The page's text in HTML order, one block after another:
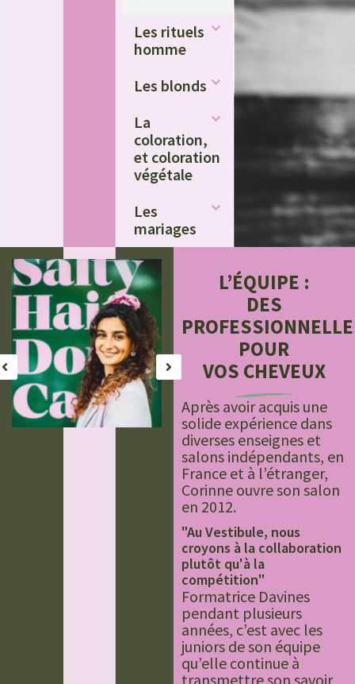
Les rituels
homme
Les blonds
La
coloration,
et coloration
végétale
Les
mariages
KAROLINA
Karolina apporte sa
bonne humeur et son
sourire au salon, dès
votre arrivée.
Véritable passionné
des balayages, elle
illumine chaque
L’ÉQUIPE :
DES
POUR
VOS CHEVEUX
Après avoir acquis une
solide expérience dans
diverses enseignes et
salons indépendants, en
France et à l’étranger,
Corinne ouvre son salon
en 2012.
"Au Vestibule, nous
croyons à la collaboration
plutôt qu'à la
compétition"
Formatrice Davines
pendant plusieurs
années, c’est avec les
juniors de son équipe
qu’elle continue à
transmettre son savoir